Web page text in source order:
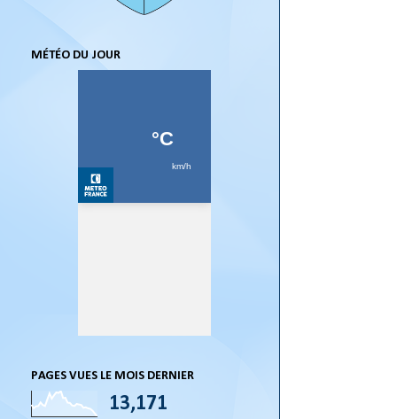
MÉTÉO DU JOUR
PAGES VUES LE MOIS DERNIER
13,171